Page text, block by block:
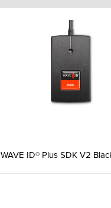
WAVE ID® Plus SDK V2